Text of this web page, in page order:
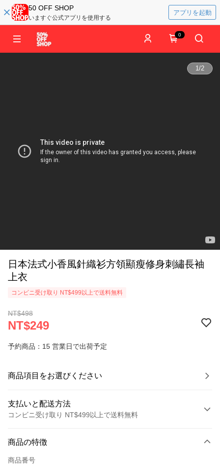
50 OFF SHOP
いますぐ公式アプリを使用する
アプリを起動
0
1/2
日本法式小香風針織衫方領顯瘦修身刺繡長袖
上衣
コンビニ受け取り NT$499以上で送料無料
NT$498
NT$249
予約商品：15 営業日で出荷予定
商品項目をお選びください
支払いと配送方法
コンビニ受け取り NT$499以上で送料無料
クレジットカード1回払い
コンビニ店頭代金引換
商品の特徴
商品番号